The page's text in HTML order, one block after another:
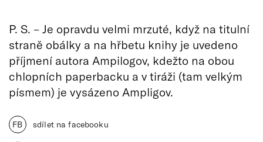
P. S. – Je opravdu velmi mrzuté, když na titulní
straně obálky a na hřbetu knihy je uvedeno
příjmení autora Ampilogov, kdežto na obou
chlopních paperbacku a v tiráži (tam velkým
písmem) je vysázeno Ampligov.
FB sdílet na facebooku